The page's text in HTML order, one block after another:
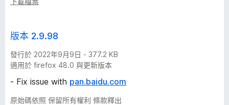
版本 2.9.98
發行於 2022年9月9日 - 377.2 KB
適用於 firefox 48.0 與更新版本
- Fix issue with pan.baidu.com
原始碼依照 保留所有權利 條款釋出